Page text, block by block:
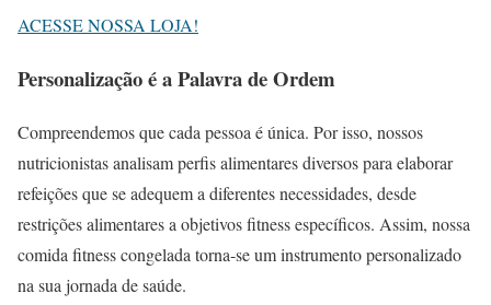
ACESSE NOSSA LOJA!
Personalização é a Palavra de Ordem
Compreendemos que cada pessoa é única. Por isso, nossos
nutricionistas analisam perfis alimentares diversos para elaborar
refeições que se adequem a diferentes necessidades, desde
restrições alimentares a objetivos fitness específicos. Assim, nossa
comida fitness congelada torna-se um instrumento personalizado
na sua jornada de saúde.